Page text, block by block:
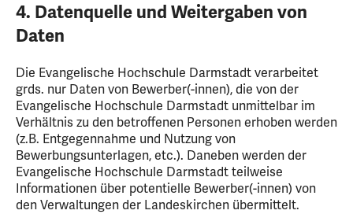
4. Datenquelle und Weitergaben von
Daten
Die Evangelische Hochschule Darmstadt verarbeitet
grds. nur Daten von Bewerber(-innen), die von der
Evangelische Hochschule Darmstadt unmittelbar im
Verhältnis zu den betroffenen Personen erhoben werden
(z.B. Entgegennahme und Nutzung von
Bewerbungsunterlagen, etc.). Daneben werden der
Evangelische Hochschule Darmstadt teilweise
Informationen über potentielle Bewerber(-innen) von
den Verwaltungen der Landeskirchen übermittelt.